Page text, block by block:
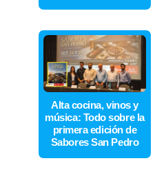
Alta cocina, vinos y
música: Todo sobre la
primera edición de
Sabores San Pedro